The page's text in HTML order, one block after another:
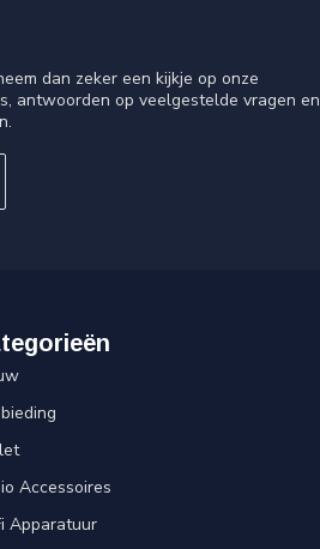
dan zeker een kijkje op onze
antwoorden op veelgestelde vragen en
Accessoires
Apparatuur